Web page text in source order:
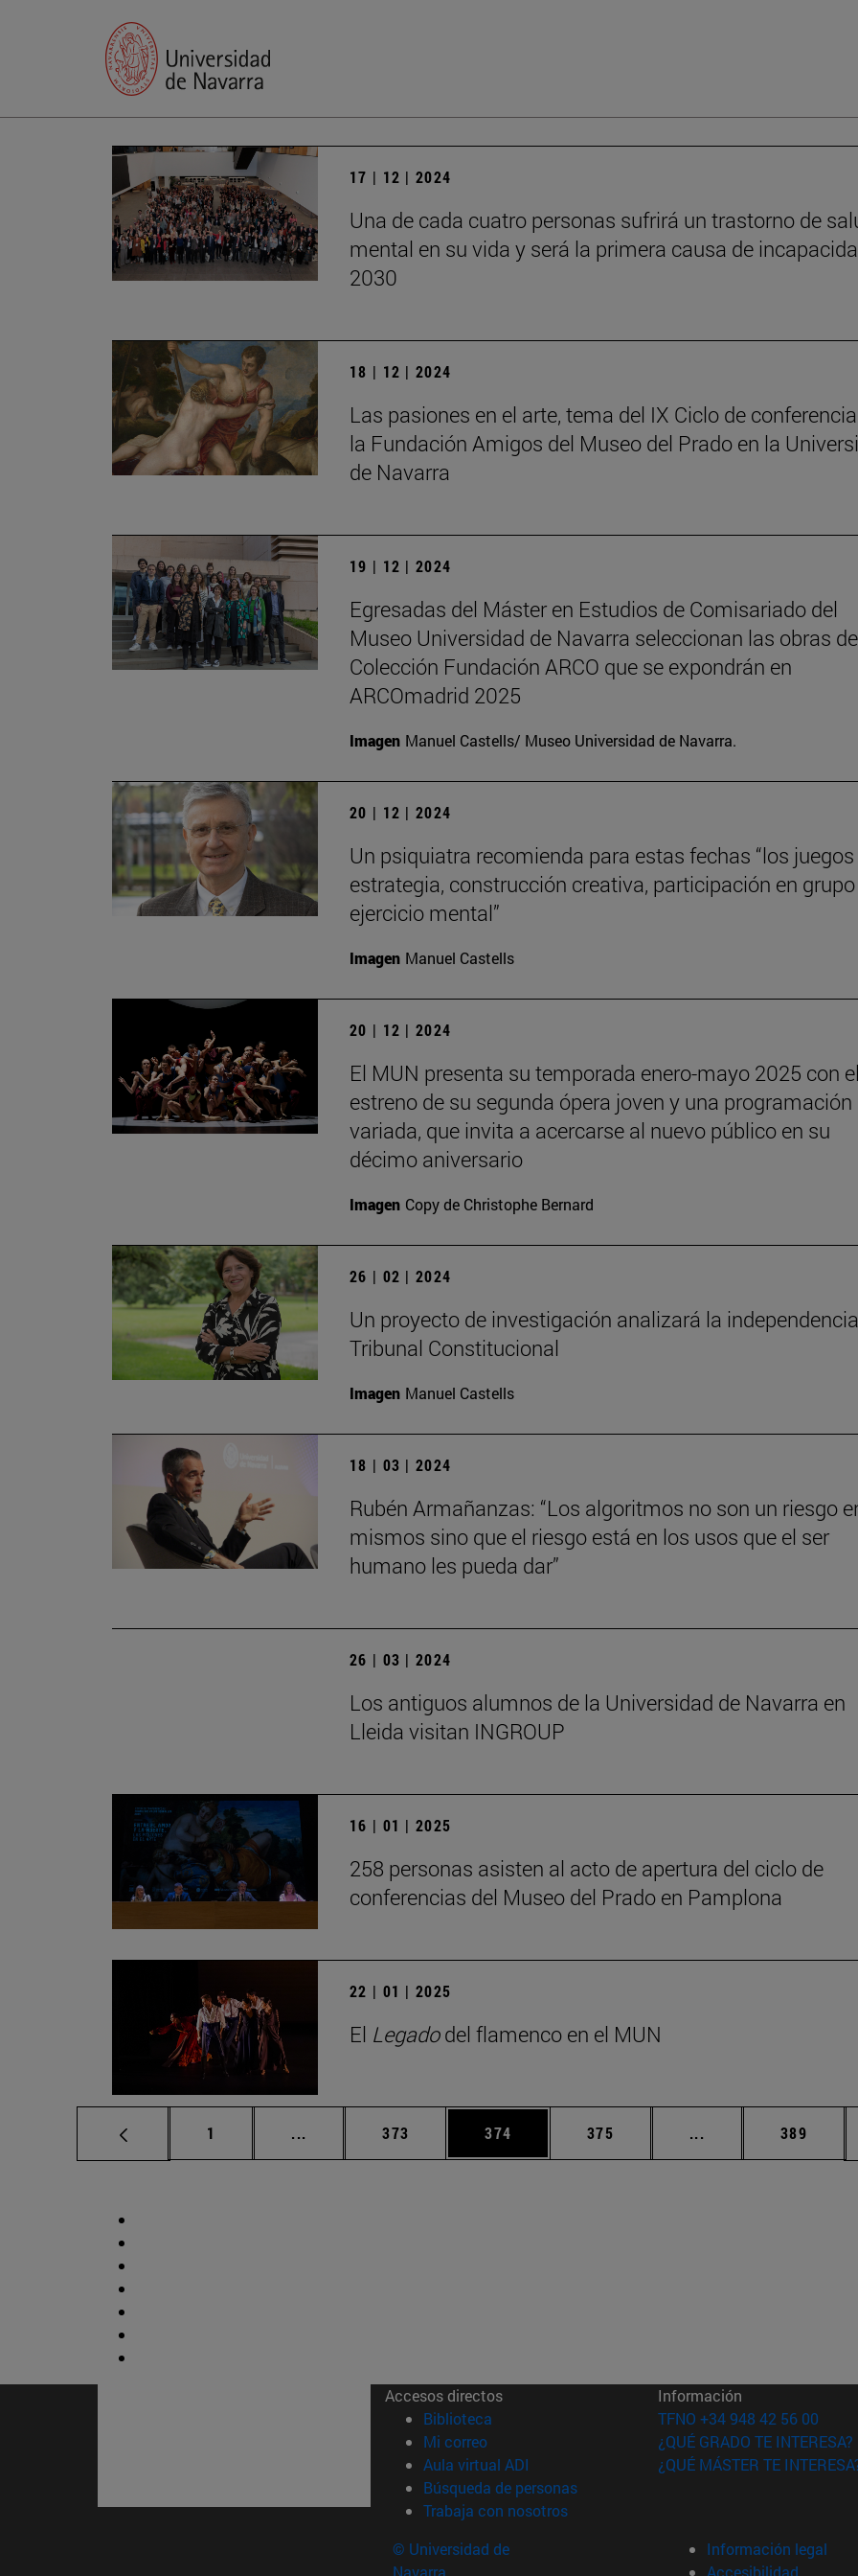
17 | 12 | 2024
Una de cada cuatro personas sufrirá un trastorno de
mental en su vida y será la primera causa de
2030
18 | 12 | 2024
Las pasiones en el arte, tema del IX Ciclo de
la Fundación Amigos del Museo del Prado en la
de Navarra
19 | 12 | 2024
Egresadas del Máster en Estudios de Comisariado del
Museo Universidad de Navarra seleccionan las obras
Colección Fundación ARCO que se expondrán en
ARCOmadrid 2025
Imagen Manuel Castells/ Museo Universidad de Navarra.
20 | 12 | 2024
Un psiquiatra recomienda para estas fechas “los
estrategia, construcción creativa, participación en
ejercicio mental”
Imagen Manuel Castells
20 | 12 | 2024
El MUN presenta su temporada enero-mayo 2025 con
estreno de su segunda ópera joven y una programación
variada, que invita a acercarse al nuevo público en su
décimo aniversario
Imagen Copy de Christophe Bernard
26 | 02 | 2024
Un proyecto de investigación analizará la
Tribunal Constitucional
Imagen Manuel Castells
18 | 03 | 2024
Rubén Armañanzas: “Los algoritmos no son un riesgo
mismos sino que el riesgo está en los usos que el ser
humano les pueda dar”
26 | 03 | 2024
Los antiguos alumnos de la Universidad de Navarra en
Lleida visitan INGROUP
16 | 01 | 2025
258 personas asisten al acto de apertura del ciclo de
conferencias del Museo del Prado en Pamplona
22 | 01 | 2025
El Legadodel flamenco en el MUN
Página
1 ... Páginas intermedias Use TAB para desplazarse.
Página
373 Página
374 Página
375 ... Páginas Página
389
Accesos directos
Biblioteca (abre en nueva ventana)
Mi correo(abre en nueva ventana)
Aula virtual ADI (abre en nueva ventana)
Búsqueda de personas(abre en nueva ventana)
Trabaja con nosotros(abre en nueva ventana)
Información
TFNO +34 948 42 56 00
¿QUÉ GRADO TE INTERESA?
¿QUÉ MÁSTER TE
© Universidad de
Navarra
Información legal
Accesibilidad